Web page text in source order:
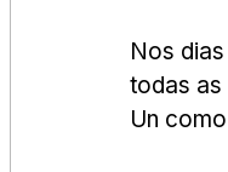
Nos
todas as
Un